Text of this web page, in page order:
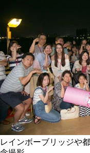
レインボーブリッジや